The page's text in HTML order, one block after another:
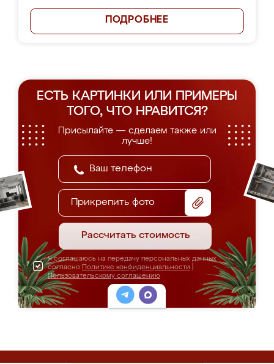
ПОДРОБНЕЕ
ЕСТЬ КАРТИНКИ ИЛИ ПРИМЕРЫ
ТОГО, ЧТО НРАВИТСЯ?
Присылайте — сделаем также или
лучше!
Прикрепить фото
Рассчитать стоимость
Я соглашаюсь на передачу персональных данных
согласно Политике конфиденциальности
Пользовательскому соглашению